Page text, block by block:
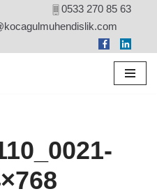
0533 270 85 63